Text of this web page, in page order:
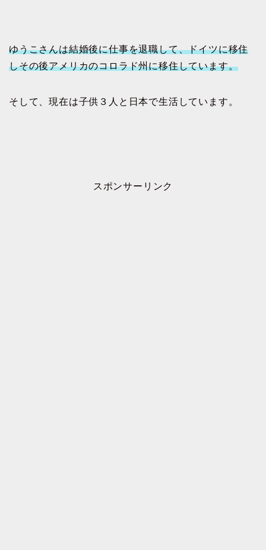
ゆうこさんは結婚後に仕事を退職して、ドイツに移住
しその後アメリカのコロラド州に移住しています。
そして、現在は子供３人と日本で生活しています。
スポンサーリンク